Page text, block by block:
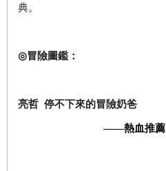
典。
◎冒險圖鑑：
亮哲 停不下來的冒險奶爸
——熱血推薦